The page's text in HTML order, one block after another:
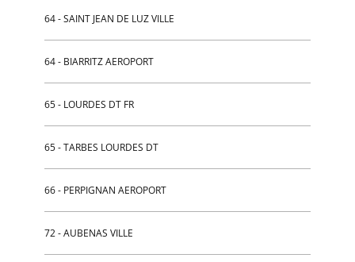
64 - SAINT JEAN DE LUZ VILLE
64 - BIARRITZ AEROPORT
65 - LOURDES DT FR
65 - TARBES LOURDES DT
66 - PERPIGNAN AEROPORT
72 - AUBENAS VILLE